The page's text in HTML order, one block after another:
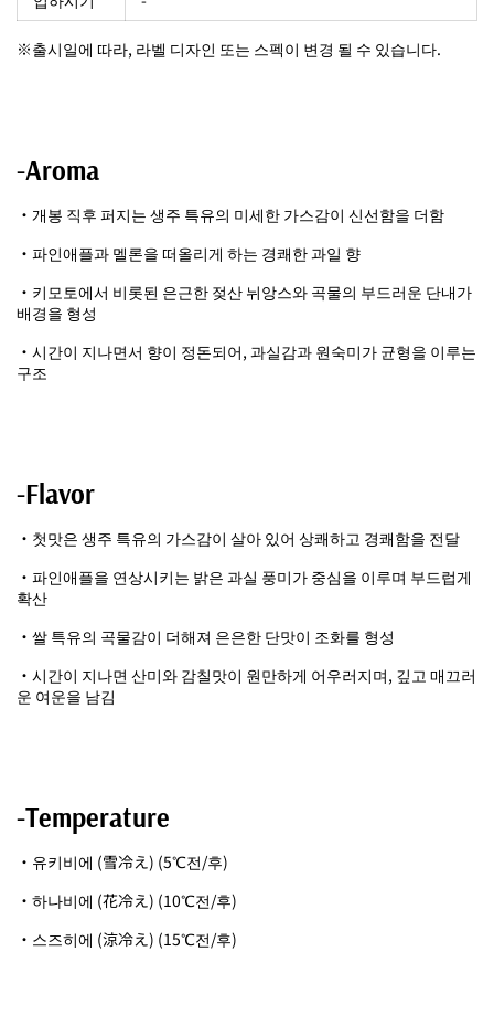
※출시일에 따라, 라벨 디자인 또는 스펙이 변경 될 수 있습니다.
-Aroma
・개봉 직후 퍼지는 생주 특유의 미세한 가스감이 신선함을 더함
・파인애플과 멜론을 떠올리게 하는 경쾌한 과일 향
・키모토에서 비롯된 은근한 젖산 뉘앙스와 곡물의 부드러운 단내가
배경을 형성
・시간이 지나면서 향이 정돈되어, 과실감과 원숙미가 균형을 이루는
구조
-Flavor
・첫맛은 생주 특유의 가스감이 살아 있어 상쾌하고 경쾌함을 전달
・파인애플을 연상시키는 밝은 과실 풍미가 중심을 이루며 부드럽게
확산
・쌀 특유의 곡물감이 더해져 은은한 단맛이 조화를 형성
・시간이 지나면 산미와 감칠맛이 원만하게 어우러지며, 깊고 매끄러
운 여운을 남김
-Temperature
・유키비에 (雪冷え) (5℃전/후)
・하나비에 (花冷え) (10℃전/후)
・스즈히에 (涼冷え) (15℃전/후)